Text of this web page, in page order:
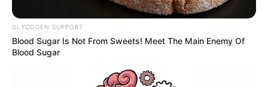
48 de la Ley 734 de 2002.
GLYCOGEN SUPPORT
Blood Sugar Is Not From Sweets! Meet The Main Enemy Of
Blood Sugar